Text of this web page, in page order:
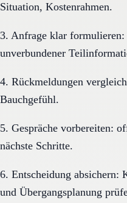
Situation, Kostenrahmen.
3. Anfrage klar
unverbundener
4. Rückmeldungen
Bauchgefühl.
5. Gespräche vorbereiten:
nächste Schritte.
6. Entscheidung
und Übergangsplanung